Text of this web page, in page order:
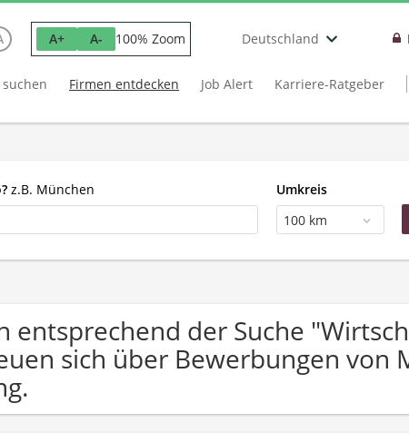
A+ A- 100% Zoom Deutschland
suchen Firmen entdecken Job Alert Karriere-Ratgeber
z.B. München
Umkreis
100 km
entsprechend der Suche
sich über Bewerbungen von